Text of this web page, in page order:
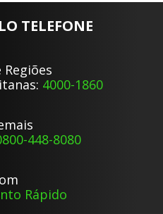
TELEFONE
4000-1860
448-8080
Rápido